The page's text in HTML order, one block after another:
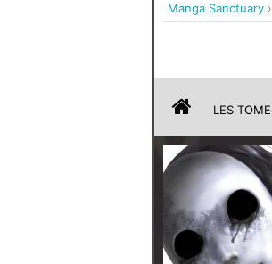
Manga Sanctuary ›
LES